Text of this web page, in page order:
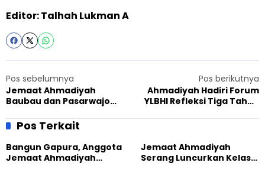
Editor: Talhah Lukman A
Pos sebelumnya
Jemaat Ahmadiyah
Baubau dan Pasarwajo
Homeopati, Warga Rasakan
Manfaatnya
Pos berikutnya
Ahmadiyah Hadiri Forum
YLBHI Refleksi Tiga Tahun
Perkuat Perlindungan Hak
Pos Terkait
Bangun Gapura, Anggota
Jemaat Ahmadiyah
Jemaat Ahmadiyah
Serang Luncurkan Kelas